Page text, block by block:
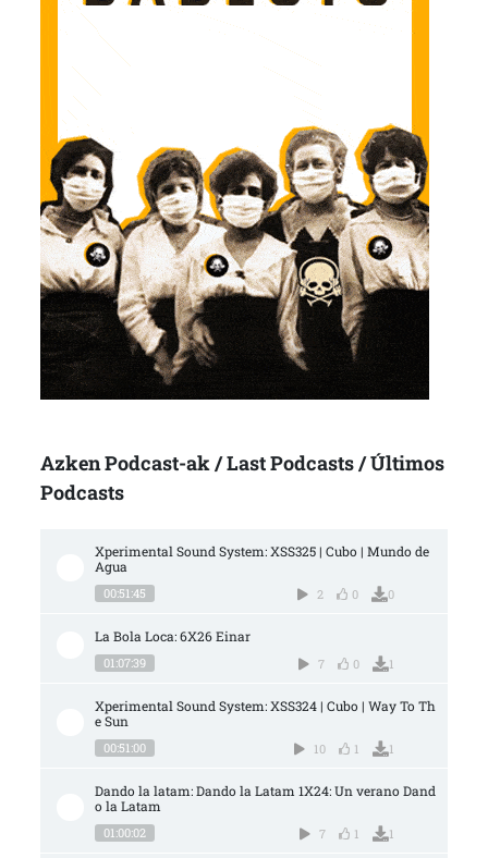
Azken Podcast-ak / Last Podcasts / Últimos
Podcasts
Xperimental Sound System: XSS325 | Cubo | Mundo de
Agua
00:51:45 2 0 0
La Bola Loca: 6X26 Einar
01:07:39 7 0 1
Xperimental Sound System: XSS324 | Cubo | Way To Th
e Sun
00:51:00 10 1 1
Dando la latam: Dando la Latam 1X24: Un verano Dand
o la Latam
01:00:02 7 1 1